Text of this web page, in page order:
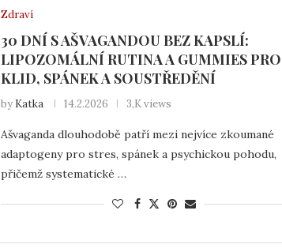
Zdraví
30 DNÍ S AŠVAGANDOU BEZ KAPSLÍ:
LIPOZOMÁLNÍ RUTINA A GUMMIES PRO
KLID, SPÁNEK A SOUSTŘEDĚNÍ
by Katka 14.2.2026 3,K views
Ašvaganda dlouhodobě patří mezi nejvíce zkoumané
adaptogeny pro stres, spánek a psychickou pohodu,
přičemž systematické …